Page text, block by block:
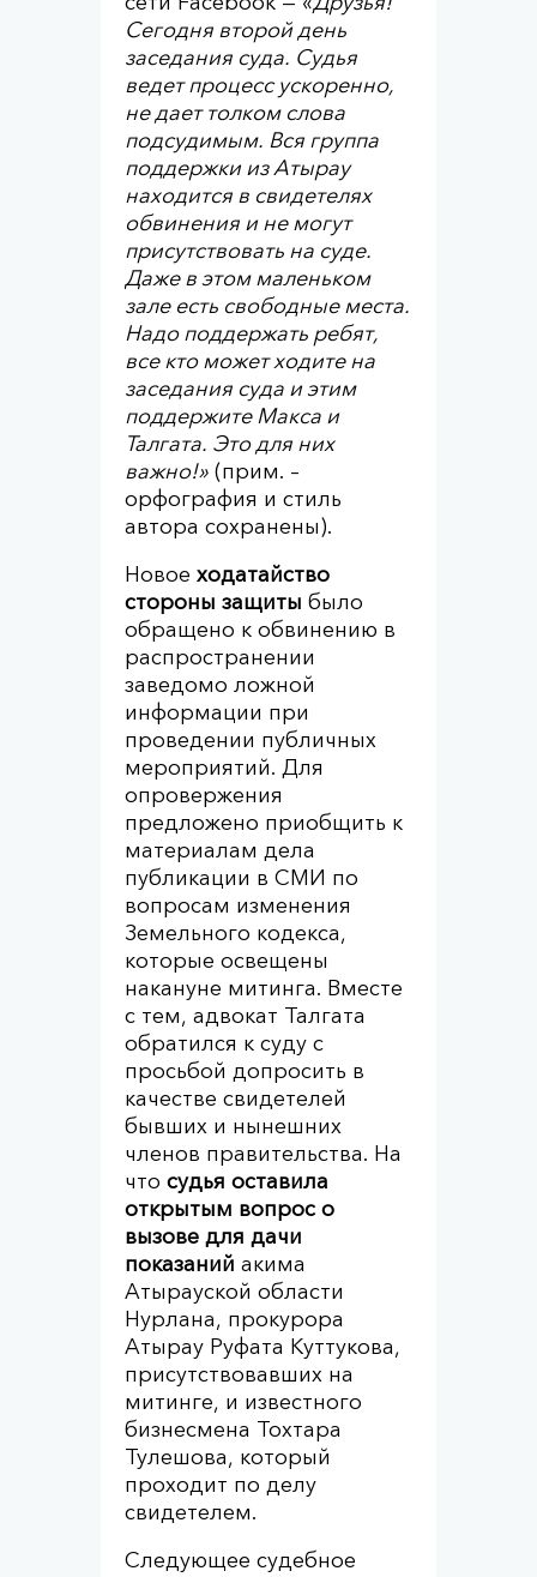
Сегодня второй день
заседания суда. Судья
ведет процесс ускоренно,
не дает толком слова
подсудимым. Вся группа
поддержки из Атырау
находится в свидетелях
обвинения и не могут
присутствовать на суде.
Даже в этом маленьком
зале есть свободные места.
Надо поддержать ребят,
все кто может ходите на
заседания суда и этим
поддержите Макса и
Талгата. Это для них
важно!» (прим. –
орфография и стиль
автора сохранены).
Новое ходатайство
стороны защиты было
обращено к обвинению в
распространении
заведомо ложной
информации при
проведении публичных
мероприятий. Для
опровержения
предложено приобщить к
материалам дела
публикации в СМИ по
вопросам изменения
Земельного кодекса,
которые освещены
накануне митинга. Вместе
с тем, адвокат Талгата
обратился к суду с
просьбой допросить в
качестве свидетелей
бывших и нынешних
членов правительства. На
что судья оставила
открытым вопрос о
вызове для дачи
показаний акима
Атырауской области
Нурлана, прокурора
Атырау Руфата Куттукова,
присутствовавших на
митинге, и известного
бизнесмена Тохтара
Тулешова, который
проходит по делу
свидетелем.
Следующее судебное